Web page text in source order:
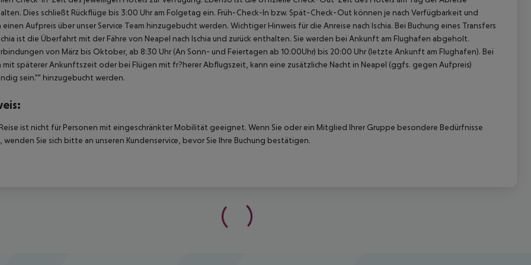
Dies schließt Rückflüge bis 3:00 Uhr am Folgetag ein. Früh-Check-In bzw. Spät-Check-Out können je nach Verfügbarkeit und
Aufpreis über unser Service Team hinzugebucht werden. Wichtiger Hinweis für die Anreise nach Ischia. Bei Buchung eines Transfers
ist die Überfahrt mit der Fähre von Neapel nach Ischia und zurück enthalten. Sie werden bei Ankunft am Flughafen abgeholt.
von März bis Oktober, ab 8:30 Uhr (An Sonn- und Feiertagen ab 10:00Uhr) bis 20:00 Uhr (letzte Ankunft am Flughafen). Bei
mit späterer Ankunftszeit oder bei Flügen mit fr?herer Abflugszeit, kann eine zusätzliche Nacht in Neapel (ggfs. gegen Aufpreis)
sein."" hinzugebucht werden.
ist nicht für Personen mit eingeschränkter Mobilität geeignet. Wenn Sie oder ein Mitglied Ihrer Gruppe besondere Bedürfnisse
wenden Sie sich bitte an unseren Kundenservice, bevor Sie Ihre Buchung bestätigen.